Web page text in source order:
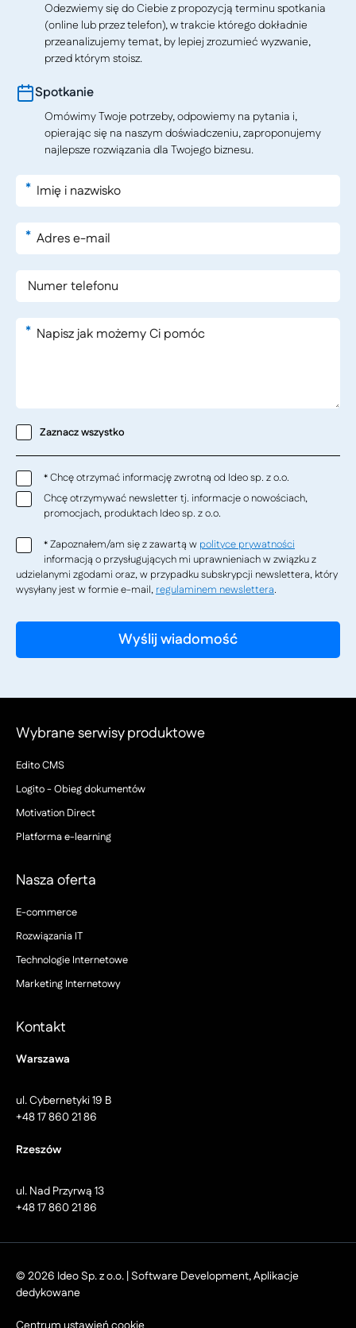
Odezwiemy się do Ciebie z propozycją terminu spotkania
(online lub przez telefon), w trakcie którego dokładnie
przeanalizujemy temat, by lepiej zrozumieć wyzwanie,
przed którym stoisz.
Spotkanie
Omówimy Twoje potrzeby, odpowiemy na pytania i,
opierając się na naszym doświadczeniu, zaproponujemy
najlepsze rozwiązania dla Twojego biznesu.
*
*
*
Zaznacz wszystko
*Chcę otrzymać informację zwrotną od Ideo sp. z o.o.
Chcę otrzymywać newsletter tj. informacje o nowościach,
promocjach, produktach Ideo sp. z o.o.
*Zapoznałem/am się z zawartą w polityce prywatności
informacją o przysługujących mi uprawnieniach w związku z
udzielanymi zgodami oraz, w przypadku subskrypcji newslettera, który
wysyłany jest w formie e-mail, regulaminem newslettera.
Wybrane serwisy produktowe
Edito CMS
Logito - Obieg dokumentów
Motivation Direct
Platforma e-learning
Nasza oferta
E-commerce
Rozwiązania IT
Technologie Internetowe
Marketing Internetowy
Kontakt
Warszawa
ul. Cybernetyki 19 B
+48 17 860 21 86
Rzeszów
ul. Nad Przyrwą 13
+48 17 860 21 86
© 2026 Ideo Sp. z o.o. | Software Development, Aplikacje
dedykowane